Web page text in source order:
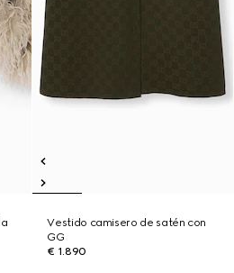
Vestido camisero de satén con
GG
€ 1.890